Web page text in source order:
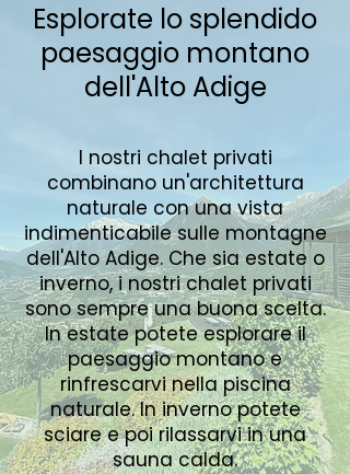
Esplorate lo splendido
paesaggio montano
dell'Alto Adige
I nostri chalet privati
combinano un'architettura
naturale con una vista
indimenticabile sulle montagne
dell'Alto Adige. Che sia estate o
inverno, i nostri chalet privati
sono sempre una buona scelta.
In estate potete esplorare il
paesaggio montano e
rinfrescarvi nella piscina
naturale. In inverno potete
sciare e poi rilassarvi in una
sauna calda.